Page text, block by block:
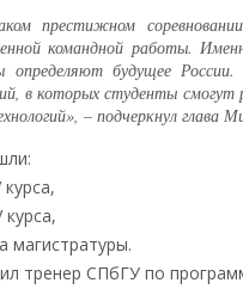
престижном
командной работы.
определяют будущее
в которых студенты
– подчеркнул глава
магистратуры.
тренер СПбГУ по